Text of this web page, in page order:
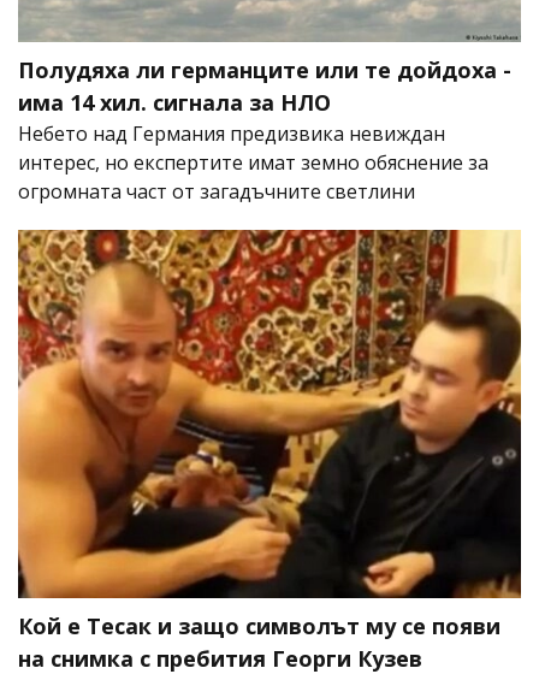
Полудяха ли германците или те дойдоха -
има 14 хил. сигнала за НЛО
Небето над Германия предизвика невиждан
интерес, но експертите имат земно обяснение за
огромната част от загадъчните светлини
Кой е Тесак и защо символът му се появи
на снимка с пребития Георги Кузев